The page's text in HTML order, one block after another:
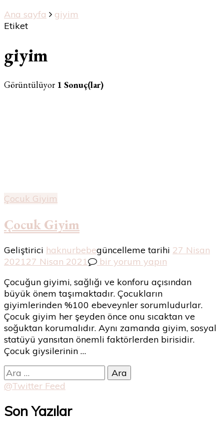
Ana sayfa
giyim
Etiket
giyim
Görüntülüyor 1 Sonuç(lar)
Çocuk Giyim
Çocuk Giyim
Geliştirici haknurbebegüncelleme tarihi 27 Nisan
202127 Nisan 2021
Çocuk
için
bir yorum yapın
Çocuğun giyimi, sağlığı ve konforu açısından
büyük önem taşımaktadır. Çocukların
giyimlerinden %100 ebeveynler sorumludurlar.
Çocuk giyim her şeyden önce onu sıcaktan ve
soğuktan korumalıdır. Aynı zamanda giyim, sosyal
statüyü yansıtan önemli faktörlerden birisidir.
Çocuk giysilerinin …
Arama:
@Twitter Feed
Son Yazılar